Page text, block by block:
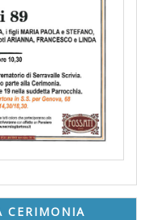
CERIMONIA